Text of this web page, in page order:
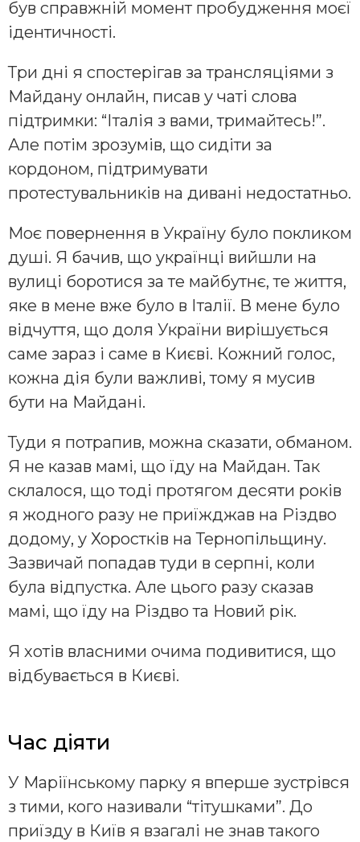
був справжній момент пробудження моєї
ідентичності.
Три дні я спостерігав за трансляціями з
Майдану онлайн, писав у чаті слова
підтримки: “Італія з вами, тримайтесь!”.
Але потім зрозумів, що сидіти за
кордоном, підтримувати
протестувальників на дивані недостатньо.
Моє повернення в Україну було покликом
душі. Я бачив, що українці вийшли на
вулиці боротися за те майбутнє, те життя,
яке в мене вже було в Італії. В мене було
відчуття, що доля України вирішується
саме зараз і саме в Києві. Кожний голос,
кожна дія були важливі, тому я мусив
бути на Майдані.
Туди я потрапив, можна сказати, обманом.
Я не казав мамі, що їду на Майдан. Так
склалося, що тоді протягом десяти років
я жодного разу не приїжджав на Різдво
додому, у Хоростків на Тернопільщину.
Зазвичай попадав туди в серпні, коли
була відпустка. Але цього разу сказав
мамі, що їду на Різдво та Новий рік.
Я хотів власними очима подивитися, що
відбувається в Києві.
Час діяти
У Маріїнському парку я вперше зустрівся
з тими, кого називали “тітушками”. До
приїзду в Київ я взагалі не знав такого